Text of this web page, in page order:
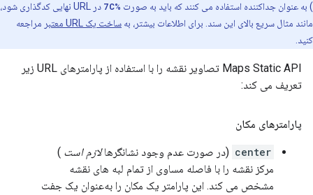
) به عنوان جداکننده استفاده می کنند که باید به صورت %7C
در URL نهایی کدگذاری شود،
مانند مثال سریع بالای این سند. برای اطلاعات بیشتر، به ساخت یک URL معتبر
مراجعه
کنید.
Maps Static API تصاویر نقشه را با استفاده از پارامترهای URL زیر
تعریف می کند:
پارامترهای مکان
center (در صورت عدم وجود نشانگرهالازم است )
مرکز نقشه را با فاصله مساوی از تمام لبه های نقشه
مشخص می کند. این پارامتر یک مکان را به‌عنوان یک جفت